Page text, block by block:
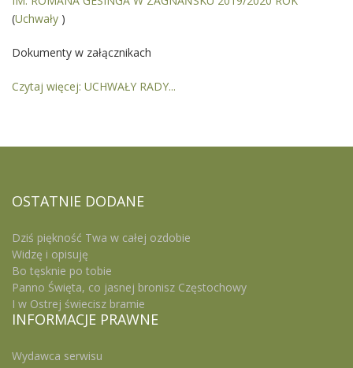
(Uchwały )
Dokumenty w załącznikach
Czytaj więcej: UCHWAŁY RADY...
OSTATNIE DODANE
Dziś piękność Twa w całej ozdobie
Widzę i opisuję
Bo tęsknie po tobie
Panno Święta, co jasnej bronisz Częstochowy
I w Ostrej świecisz bramie
INFORMACJE PRAWNE
Wydawca serwisu